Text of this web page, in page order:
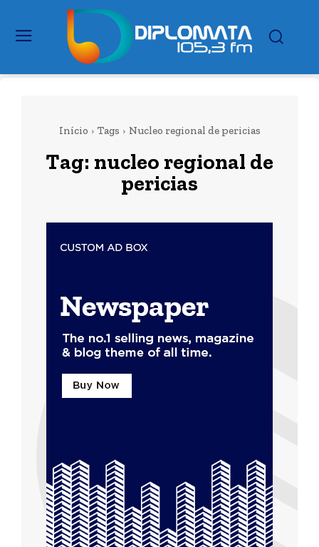
Início Tags Nucleo regional de pericias
Tag: nucleo regional de
pericias